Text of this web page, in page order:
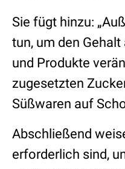
Sie fügt hinzu:
tun, um den
und Produkte
zugesetzten
Süßwaren auf
Abschließend
erforderlich sind,